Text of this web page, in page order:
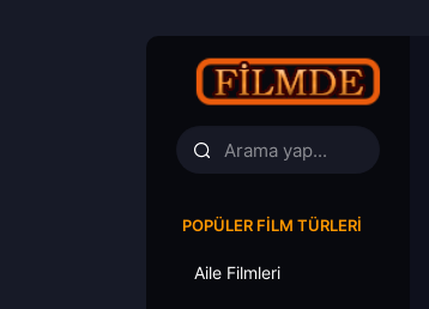
POPÜLER FILM TÜRLERI
Aile Filmleri